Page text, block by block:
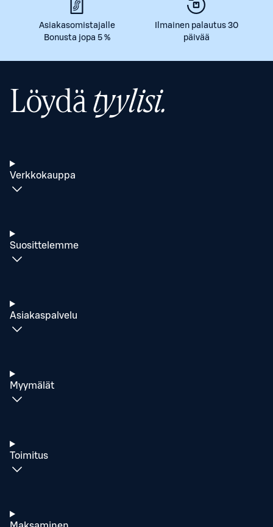
Asiakasomistajalle
Bonusta jopa 5 %
Ilmainen palautus 30
päivää
Löydätyylisi.
Verkkokauppa
Suosittelemme
Asiakaspalvelu
Myymälät
Toimitus